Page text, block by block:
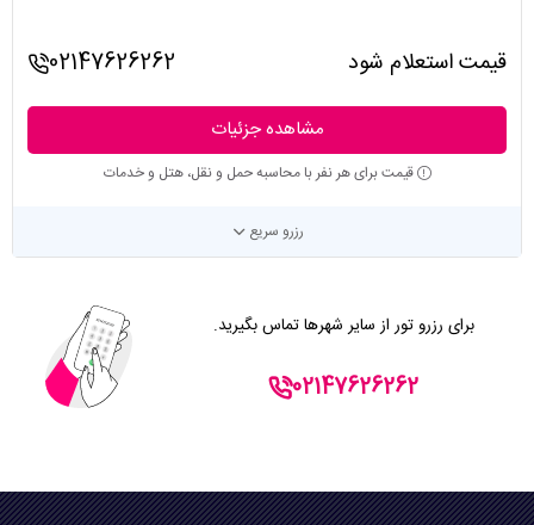
قیمت استعلام شود 02147626262
مشاهده جزئیات
قیمت برای هر نفر با محاسبه حمل و نقل، هتل و خدمات
رزرو سریع
برای رزرو تور از سایر شهرها تماس بگیرید.
02147626262